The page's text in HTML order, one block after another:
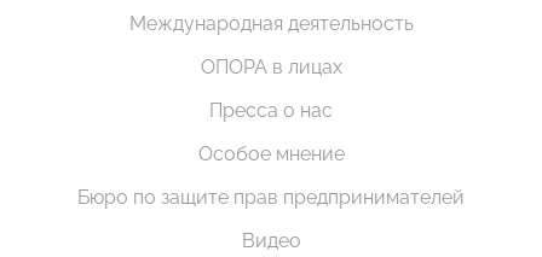
Международная деятельность
ОПОРА в лицах
Пресса о нас
Особое мнение
Бюро по защите прав предпринимателей
Видео